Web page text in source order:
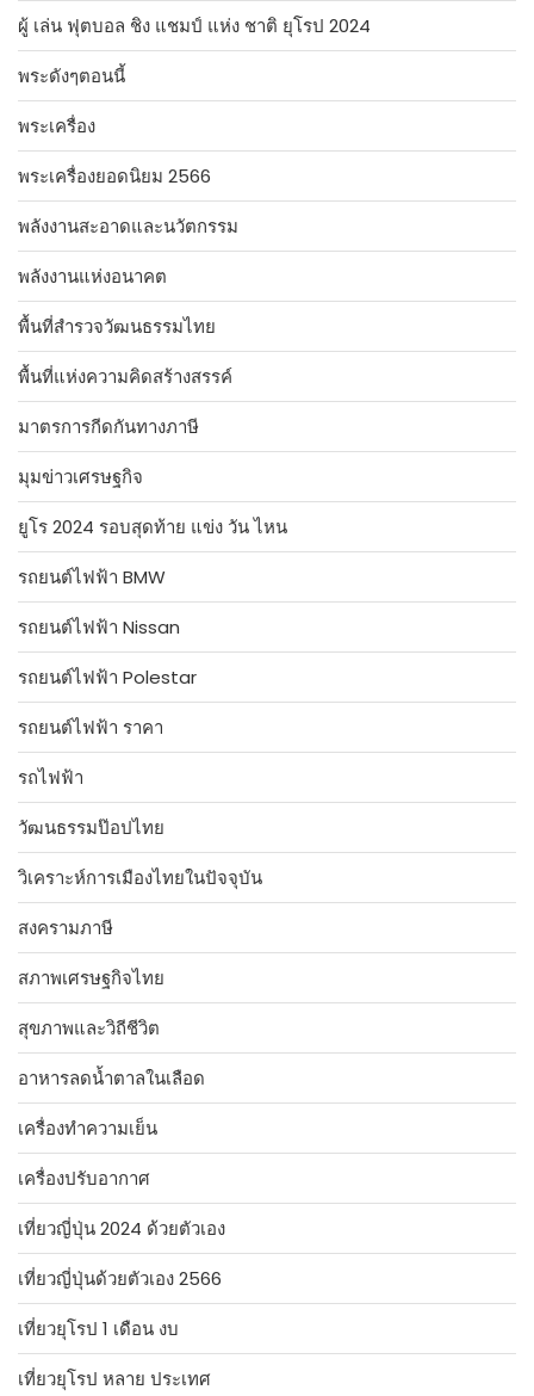
ผู้ เล่น ฟุตบอล ชิง แชมป์ แห่ง ชาติ ยุโรป 2024
พระดังๆตอนนี้
พระเครื่อง
พระเครื่องยอดนิยม 2566
พลังงานสะอาดและนวัตกรรม
พลังงานแห่งอนาคต
พื้นที่สำรวจวัฒนธรรมไทย
พื้นที่แห่งความคิดสร้างสรรค์
มาตรการกีดกันทางภาษี
มุมข่าวเศรษฐกิจ
ยูโร 2024 รอบสุดท้าย แข่ง วัน ไหน
รถยนต์ไฟฟ้า BMW
รถยนต์ไฟฟ้า Nissan
รถยนต์ไฟฟ้า Polestar
รถยนต์ไฟฟ้า ราคา
รถไฟฟ้า
วัฒนธรรมป๊อปไทย
วิเคราะห์การเมืองไทยในปัจจุบัน
สงครามภาษี
สภาพเศรษฐกิจไทย
สุขภาพและวิถีชีวิต
อาหารลดน้ำตาลในเลือด
เครื่องทำความเย็น
เครื่องปรับอากาศ
เที่ยวญี่ปุ่น 2024 ด้วยตัวเอง
เที่ยวญี่ปุ่นด้วยตัวเอง 2566
เที่ยวยุโรป 1 เดือน งบ
เที่ยวยุโรป หลาย ประเทศ